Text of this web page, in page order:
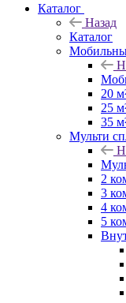
Каталог
Назад
Каталог
20
25
35
Мульти
2
3
4
5